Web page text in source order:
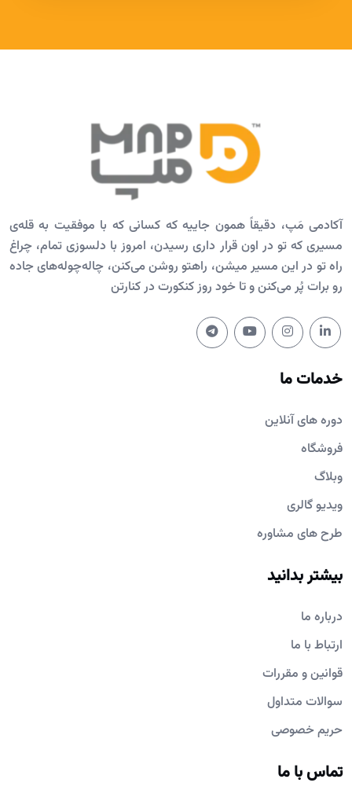
آکادمی مَپ، دقیقاً همون جاییه که کسانی که با موفقیت به قله‌ی
مسیری که تو در اون قرار داری رسیدن، امروز با دلسوزی تمام، چراغ
راه تو در این مسیر میشن، راهتو روشن می‌کنن، چاله‌چوله‌های جاده
رو برات پُر می‌کنن و تا خود روز کنکورت در کنارتن
خدمات ما
دوره های آنلاین
فروشگاه
وبلاگ
ویدیو گالری
طرح های مشاوره
بیشتر بدانید
درباره ما
ارتباط با ما
قوانین و مقررات
سوالات متداول
حریم خصوصی
تماس با ما